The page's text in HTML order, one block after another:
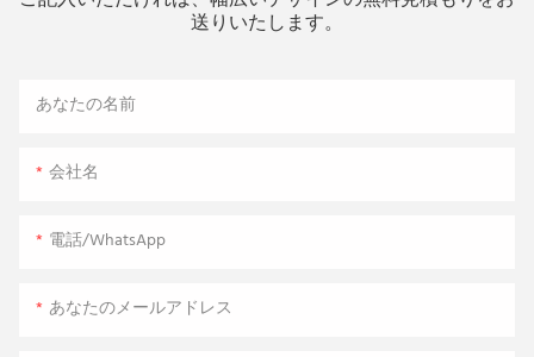
送りいたします。
あなたの名前
会社名
電話/WhatsApp
あなたのメールアドレス